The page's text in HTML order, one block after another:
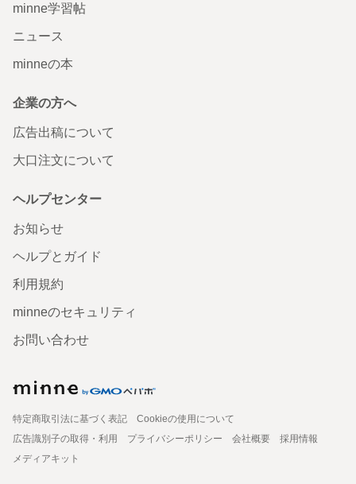
minne学習帖
ニュース
minneの本
企業の方へ
広告出稿について
大口注文について
ヘルプセンター
お知らせ
ヘルプとガイド
利用規約
minneのセキュリティ
お問い合わせ
特定商取引法に基づく表記
Cookieの使用について
広告識別子の取得・利用
プライバシーポリシー 会社概要
採用情報
メディアキット